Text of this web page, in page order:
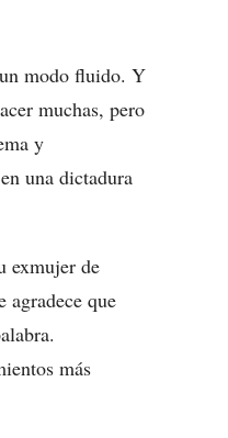
modo fluido. Y
muchas, pero
y
una dictadura
exmujer de
agradece que
más